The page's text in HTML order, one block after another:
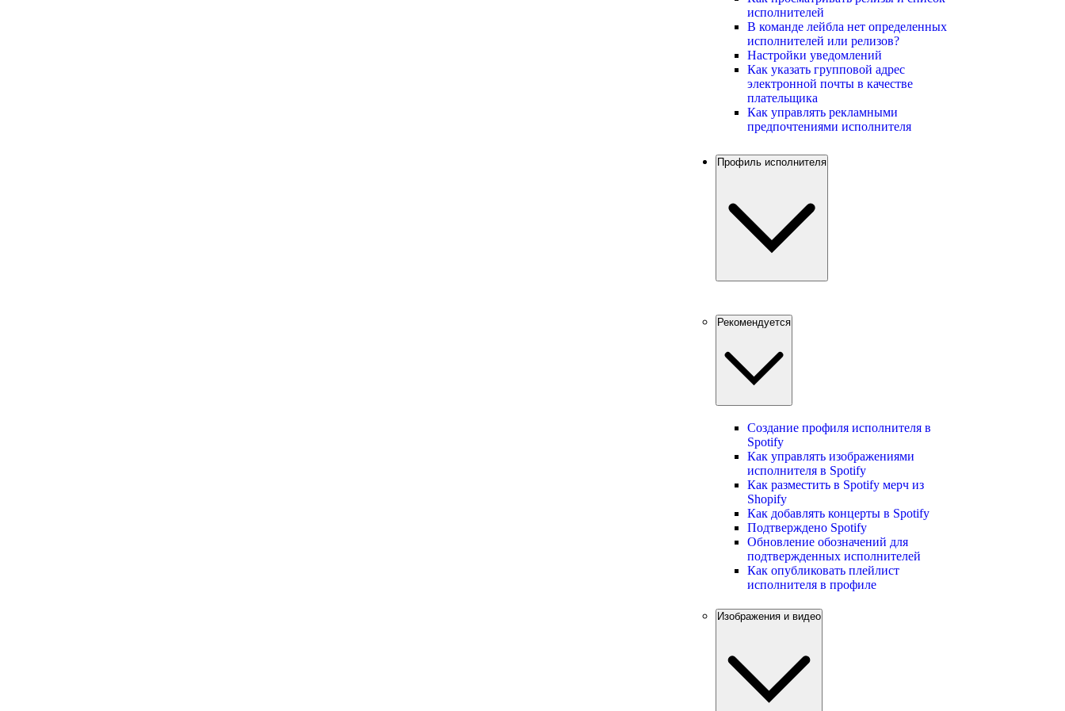
исполнителей
В команде лейбла нет определенных
исполнителей или релизов?
Настройки уведомлений
Как указать групповой адрес
электронной почты в качестве
плательщика
Как управлять рекламными
предпочтениями исполнителя
Профиль исполнителя
Рекомендуется
Создание профиля исполнителя в
Spotify
Как управлять изображениями
исполнителя в Spotify
Как разместить в Spotify мерч из
Shopify
Как добавлять концерты в Spotify
Подтверждено Spotify
Обновление обозначений для
подтвержденных исполнителей
Как опубликовать плейлист
исполнителя в профиле
Изображения и видео